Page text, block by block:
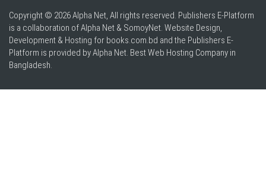
Copyright © 2026 Alpha Net, All rights reserved. Publishers E-Platform
is a collaboration of Alpha Net & SomoyNet. Website Design,
Development & Hosting for books.com.bd and the Publishers E-
Platform is provided by Alpha Net. BestWeb Hosting Company in
Bangladesh.